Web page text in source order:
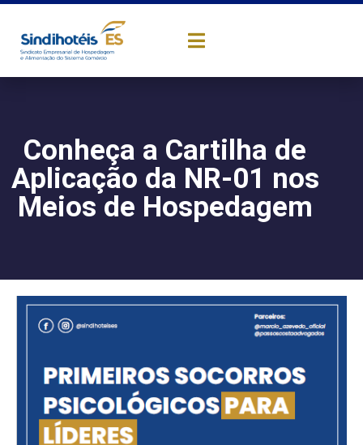
Conheça a Cartilha de
Aplicação da NR-01 nos
Meios de Hospedagem